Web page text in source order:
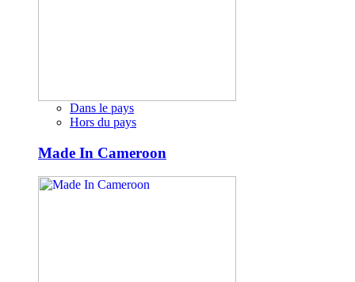
Dans le pays
Hors du pays
Made In Cameroon